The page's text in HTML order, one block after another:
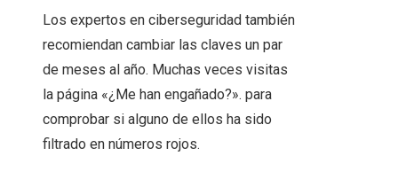
Los expertos en ciberseguridad también
recomiendan cambiar las claves un par
de meses al año. Muchas veces visitas
la página «¿Me han engañado?». para
comprobar si alguno de ellos ha sido
filtrado en números rojos.